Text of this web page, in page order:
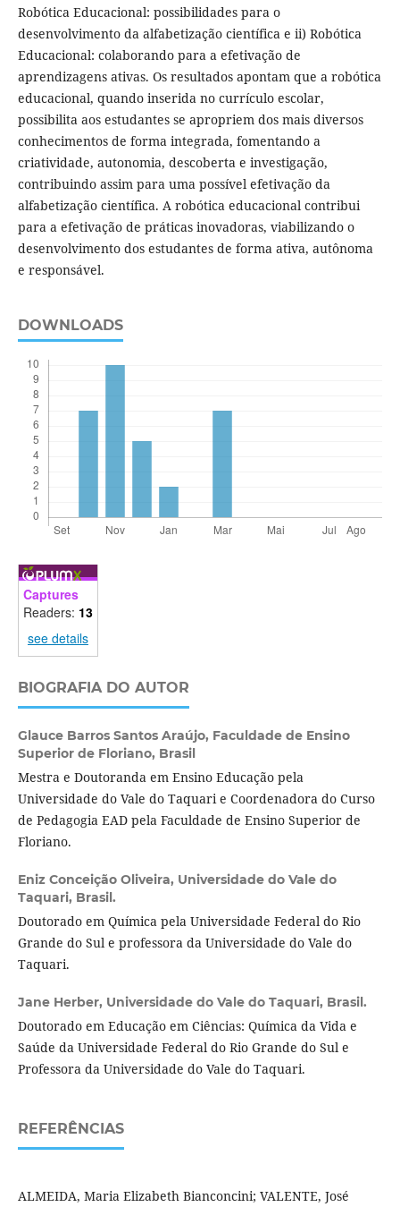
Robótica Educacional: possibilidades para o
desenvolvimento da alfabetização científica e ii) Robótica
Educacional: colaborando para a efetivação de
aprendizagens ativas. Os resultados apontam que a robótica
educacional, quando inserida no currículo escolar,
possibilita aos estudantes se apropriem dos mais diversos
conhecimentos de forma integrada, fomentando a
criatividade, autonomia, descoberta e investigação,
contribuindo assim para uma possível efetivação da
alfabetização científica. A robótica educacional contribui
para a efetivação de práticas inovadoras, viabilizando o
desenvolvimento dos estudantes de forma ativa, autônoma
e responsável.
DOWNLOADS
Captures
Readers: 13
see details
BIOGRAFIA DO AUTOR
Glauce Barros Santos Araújo, Faculdade de Ensino
Superior de Floriano, Brasil
Mestra e Doutoranda em Ensino Educação pela
Universidade do Vale do Taquari e Coordenadora do Curso
de Pedagogia EAD pela Faculdade de Ensino Superior de
Floriano.
Eniz Conceição Oliveira, Universidade do Vale do
Taquari, Brasil.
Doutorado em Química pela Universidade Federal do Rio
Grande do Sul e professora da Universidade do Vale do
Taquari.
Jane Herber, Universidade do Vale do Taquari, Brasil.
Doutorado em Educação em Ciências: Química da Vida e
Saúde da Universidade Federal do Rio Grande do Sul e
Professora da Universidade do Vale do Taquari.
REFERÊNCIAS
ALMEIDA, Maria Elizabeth Bianconcini; VALENTE, José